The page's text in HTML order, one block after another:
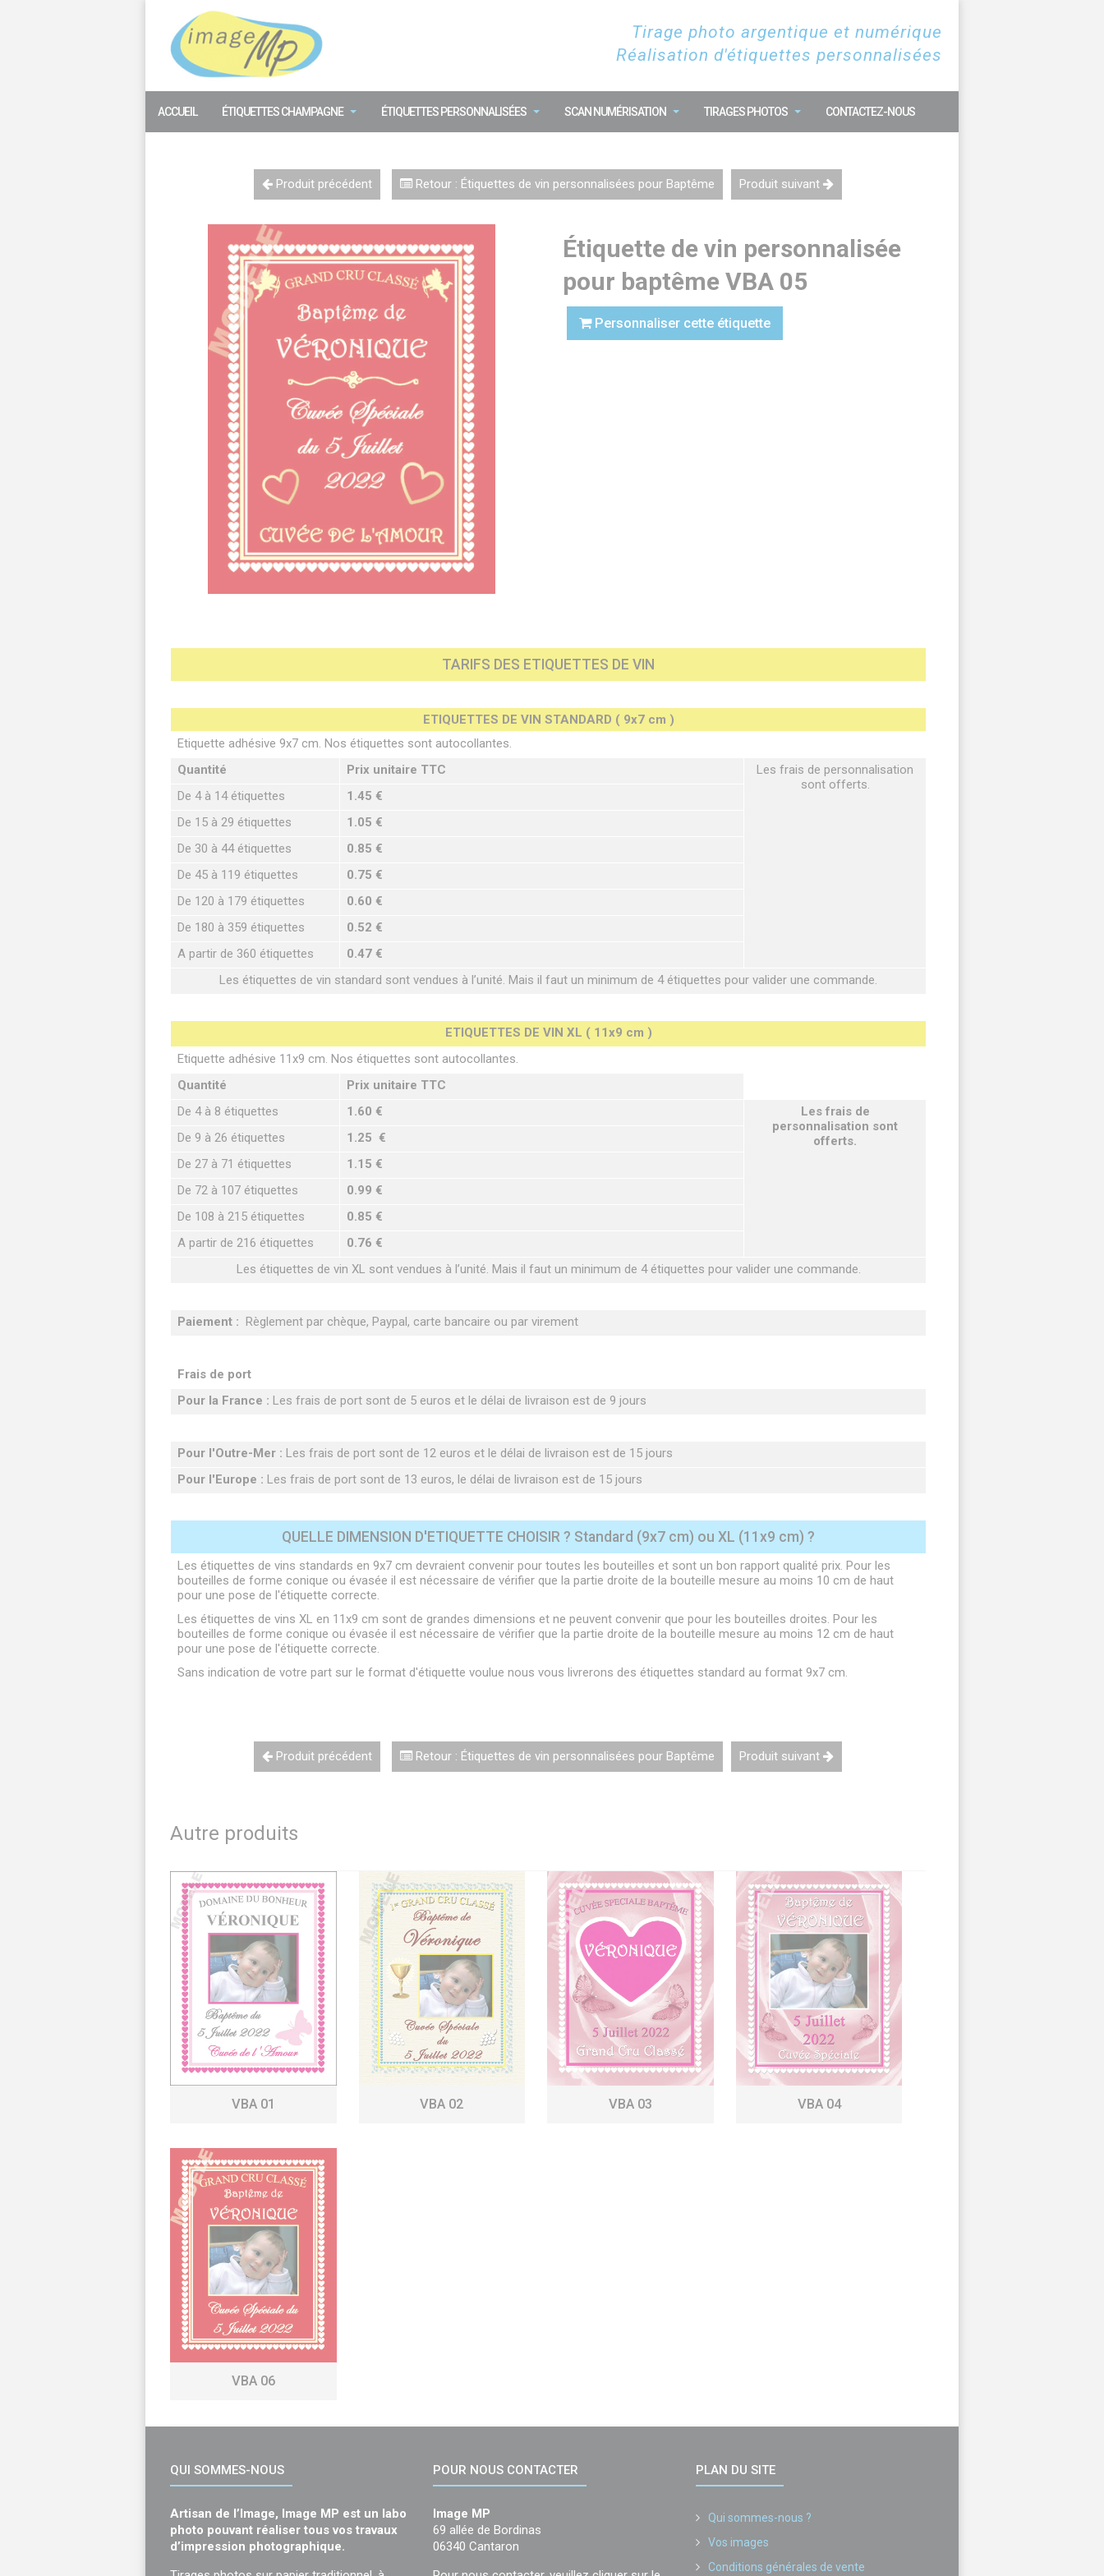
Tirage photo argentique et numérique
Réalisation d'étiquettes personnalisées
ACCUEIL ÉTIQUETTES CHAMPAGNE ÉTIQUETTES PERSONNALISÉES SCAN NUMÉRISATION TIRAGES PHOTOS CONTACTEZ-NOUS
Produit précédent Retour : Étiquettes de vin personnalisées pour Baptême Produit suivant
Étiquette de vin personnalisée
pour baptême VBA 05
Personnaliser cette étiquette
TARIFS DES ETIQUETTES DE VIN
ETIQUETTES DE VIN STANDARD ( 9x7 cm )
Etiquette adhésive 9x7 cm. Nos étiquettes sont autocollantes.
Quantité
Prix unitaire TTC
Les frais de personnalisation
sont offerts.
De 4 à 14 étiquettes
1.45 €
De 15 à 29 étiquettes
1.05 €
De 30 à 44 étiquettes
0.85 €
De 45 à 119 étiquettes
0.75 €
De 120 à 179 étiquettes
0.60 €
De 180 à 359 étiquettes
0.52 €
A partir de 360 étiquettes
0.47 €
Les étiquettes de vin standard sont vendues à l’unité. Mais il faut un minimum de 4 étiquettes pour valider une commande.
ETIQUETTES DE VIN XL ( 11x9 cm )
Etiquette adhésive 11x9 cm. Nos étiquettes sont autocollantes.
Quantité
Prix unitaire TTC
De 4 à 8 étiquettes
1.60 €
Les frais de
personnalisation sont
offerts.
De 9 à 26 étiquettes
1.25 €
De 27 à 71 étiquettes
1.15 €
De 72 à 107 étiquettes
0.99 €
De 108 à 215 étiquettes
0.85 €
A partir de 216 étiquettes
0.76 €
Les étiquettes de vin XL sont vendues à l’unité. Mais il faut un minimum de 4 étiquettes pour valider une commande.
Paiement : Règlement par chèque, Paypal, carte bancaire ou par virement
Frais de port
Pour la France : Les frais de port sont de 5 euros et le délai de livraison est de 9 jours
Pour l'Outre-Mer : Les frais de port sont de 12 euros et le délai de livraison est de 15 jours
Pour l'Europe : Les frais de port sont de 13 euros, le délai de livraison est de 15 jours
QUELLE DIMENSION D'ETIQUETTE CHOISIR ? Standard (9x7 cm) ou XL (11x9 cm) ?
Les étiquettes de vins standards en 9x7 cm devraient convenir pour toutes les bouteilles et sont un bon rapport qualité prix. Pour les
bouteilles de forme conique ou évasée il est nécessaire de vérifier que la partie droite de la bouteille mesure au moins 10 cm de haut
pour une pose de l'étiquette correcte.
Les étiquettes de vins XL en 11x9 cm sont de grandes dimensions et ne peuvent convenir que pour les bouteilles droites. Pour les
bouteilles de forme conique ou évasée il est nécessaire de vérifier que la partie droite de la bouteille mesure au moins 12 cm de haut
pour une pose de l'étiquette correcte.
Sans indication de votre part sur le format d'étiquette voulue nous vous livrerons des étiquettes standard au format 9x7 cm.
Produit précédent Retour : Étiquettes de vin personnalisées pour Baptême Produit suivant
Autre produits
VBA 01 VBA 02 VBA 03 VBA 04
VBA 06
QUI SOMMES-NOUS
Artisan de l’Image, Image MP est un labo
photo pouvant réaliser tous vos travaux
d’impression photographique.
POUR NOUS CONTACTER
Image MP
69 allée de Bordinas
06340 Cantaron
PLAN DU SITE
Qui sommes-nous ?
Vos images
Conditions générales de vente